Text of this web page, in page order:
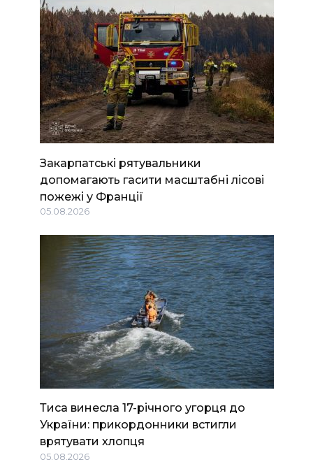
Закарпатські рятувальники
допомагають гасити масштабні лісові
пожежі у Франції
05.08.2026
Тиса винесла 17-річного угорця до
України: прикордонники встигли
врятувати хлопця
05.08.2026